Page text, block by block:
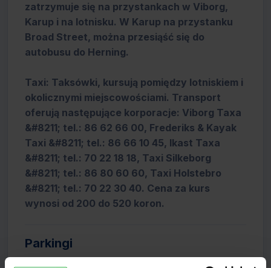
zatrzymuje się na przystankach w Viborg,
Karup i na lotnisku. W Karup na przystanku
Broad Street, można przesiąść się do
autobusu do Herning.
Taxi: Taksówki, kursują pomiędzy lotniskiem i
okolicznymi miejscowościami. Transport
oferują następujące korporacje: Viborg Taxa
&#8211; tel.: 86 62 66 00, Frederiks & Kayak
Taxi &#8211; tel.: 86 66 10 45, Ikast Taxa
&#8211; tel.: 70 22 18 18, Taxi Silkeborg
&#8211; tel.: 86 80 60 60, Taxi Holstebro
&#8211; tel.: 70 22 30 40. Cena za kurs
wynosi od 200 do 520 koron.
Parkingi
Parking dla samochodów jest czynny w